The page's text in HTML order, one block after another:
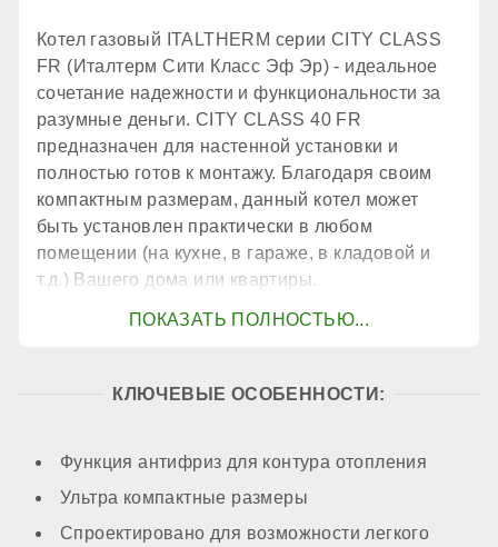
1 шт.
КПД
90,9 %
КОМПОНЕНТЫ
Котел газовый ITALTHERM серии CITY CLASS
FR (Италтерм Сити Класс Эф Эр) - идеальное
сочетание надежности и функциональности за
разумные деньги. CITY CLASS 40 FR
предназначен для настенной установки и
полностью готов к монтажу. Благодаря своим
компактным размерам, данный котел может
быть установлен практически в любом
помещении (на кухне, в гараже, в кладовой и
т.д.) Вашего дома или квартиры.
КЛЮЧЕВЫЕ ОСОБЕННОСТИ:
Функция антифриз для контура отопления
Ультра компактные размеры
Спроектировано для возможности легкого